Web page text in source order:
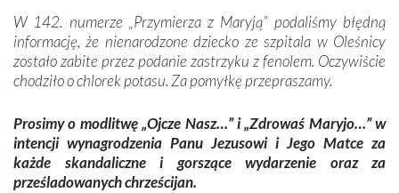
W 142. numerze „Przymierza z Maryją” podaliśmy błędną
informację, że nienarodzone dziecko ze szpitala w Oleśnicy
zostało zabite przez podanie zastrzyku z fenolem. Oczywiście
chodziło o chlorek potasu. Za pomyłkę przepraszamy.
Prosimy o modlitwę „Ojcze Nasz…” i „Zdrowaś Maryjo…” w
intencji wynagrodzenia Panu Jezusowi i Jego Matce za
każde skandaliczne i gorszące wydarzenie oraz za
prześladowanych chrześcijan.